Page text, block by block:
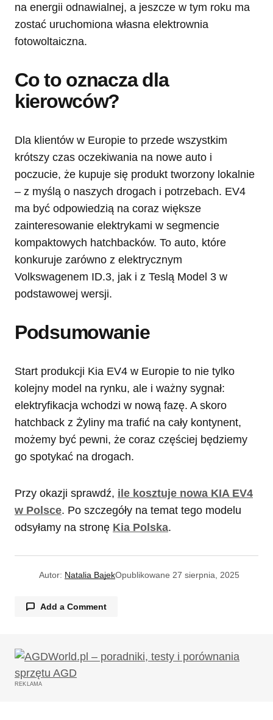
na energii odnawialnej, a jeszcze w tym roku ma
zostać uruchomiona własna elektrownia
fotowoltaiczna.
Co to oznacza dla
kierowców?
Dla klientów w Europie to przede wszystkim
krótszy czas oczekiwania na nowe auto i
poczucie, że kupuje się produkt tworzony lokalnie
– z myślą o naszych drogach i potrzebach. EV4
ma być odpowiedzią na coraz większe
zainteresowanie elektrykami w segmencie
kompaktowych hatchbacków. To auto, które
konkuruje zarówno z elektrycznym
Volkswagenem ID.3, jak i z Teslą Model 3 w
podstawowej wersji.
Podsumowanie
Start produkcji Kia EV4 w Europie to nie tylko
kolejny model na rynku, ale i ważny sygnał:
elektryfikacja wchodzi w nową fazę. A skoro
hatchback z Żyliny ma trafić na cały kontynent,
możemy być pewni, że coraz częściej będziemy
go spotykać na drogach.
Przy okazji sprawdź, ile kosztuje nowa KIA EV4
w Polsce. Po szczegóły na temat tego modelu
odsyłamy na stronę Kia Polska.
Autor: Natalia BajekOpublikowane 27 sierpnia, 2025
Add a Comment
Twój adres email nie zostanie opublikowany.
Wymagane pola są oznaczone
REKLAMA